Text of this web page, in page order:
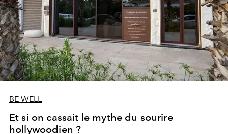
BE WELL
Et si on cassait le mythe du sourire
hollywoodien ?